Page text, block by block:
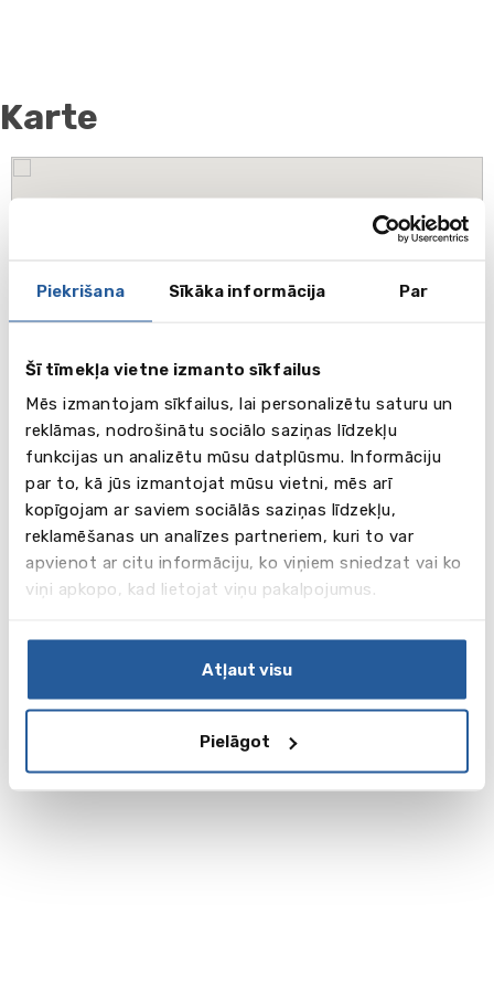
Piekrišana Sīkāka informācija Par
Šī tīmekļa vietne izmanto sīkfailus
Mēs izmantojam sīkfailus, lai personalizētu saturu un
reklāmas, nodrošinātu sociālo saziņas līdzekļu
funkcijas un analizētu mūsu datplūsmu. Informāciju
par to, kā jūs izmantojat mūsu vietni, mēs arī
kopīgojam ar saviem sociālās saziņas līdzekļu,
reklamēšanas un analīzes partneriem, kuri to var
apvienot ar citu informāciju, ko viņiem sniedzat vai ko
viņi apkopo, kad lietojat viņu pakalpojumus.
Atļaut visu
Pielāgot
Karte